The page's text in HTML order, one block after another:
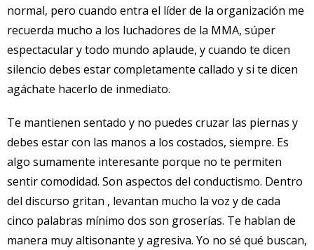
normal, pero cuando entra el líder de la organización me
recuerda mucho a los luchadores de la MMA, súper
espectacular y todo mundo aplaude, y cuando te dicen
silencio debes estar completamente callado y si te dicen
agáchate hacerlo de inmediato.
Te mantienen sentado y no puedes cruzar las piernas y
debes estar con las manos a los costados, siempre. Es
algo sumamente interesante porque no te permiten
sentir comodidad. Son aspectos del conductismo. Dentro
del discurso gritan , levantan mucho la voz y de cada
cinco palabras mínimo dos son groserías. Te hablan de
manera muy altisonante y agresiva. Yo no sé qué buscan,